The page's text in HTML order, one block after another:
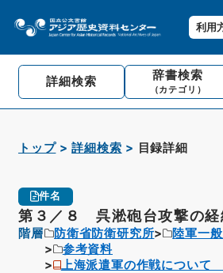
利用
詳細検索 辞書検索
（カテゴリ）
トップ 詳細検索 目録詳細
件名
第３／８ 呉淞砲台攻撃の経
階層 防衛省防衛研究所 陸軍一
参考資料
上海派遣軍の作戦について